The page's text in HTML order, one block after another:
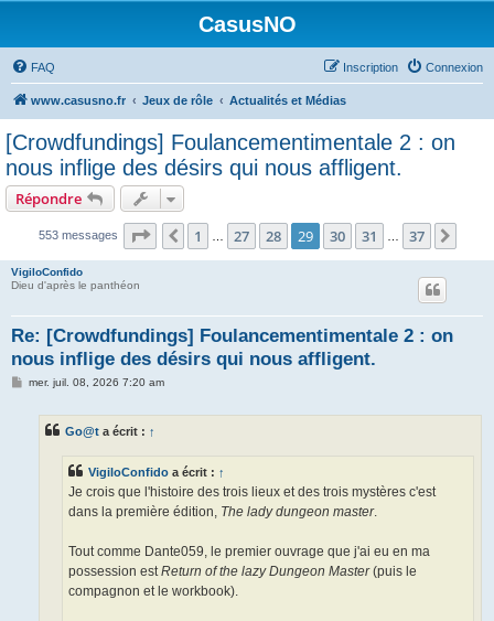
CasusNO
FAQ Connexion
Inscription
www.casusno.fr Jeux de rôle Actualités et Médias
[Crowdfundings] Foulancementimentale 2 : on
nous inflige des désirs qui nous affligent.
Répondre
553 messages Page 29 sur 37
Précédent
1 27 28 29 30 31 37
VigiloConfido
Dieu d'après le panthéon
Re: [Crowdfundings] Foulancementimentale 2 : on
nous inflige des désirs qui nous affligent.
Mmer. juil. 08, 2026 7:20 am
Go@t a écrit : ↑
VigiloConfido a écrit : ↑
Je crois que l'histoire des trois lieux et des trois mystères c'est
dans la première édition, The lady dungeon master.
Tout comme Dante059, le premier ouvrage que j'ai eu en ma
possession est Return of the lazy Dungeon Master(puis le
compagnon et le workbook).